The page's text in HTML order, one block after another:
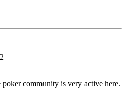
poker community is very active here.